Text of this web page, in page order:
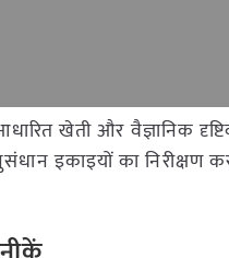
खेती और वैज्ञानिक
इकाइयों का